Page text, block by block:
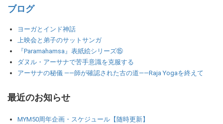
ブログ
ヨーガとインド神話
上映会と弟子のサットサンガ
『Paramahamsa』表紙絵シリーズ⑮
ダヌル・アーサナで苦手意識を克服する
アーサナの秘儀 ――師が確認された古の道――Raja Yogaを終えて
最近のお知らせ
MYM50周年企画・スケジュール【随時更新】